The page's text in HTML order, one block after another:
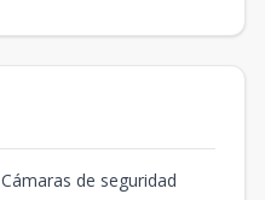
Cámaras de seguridad